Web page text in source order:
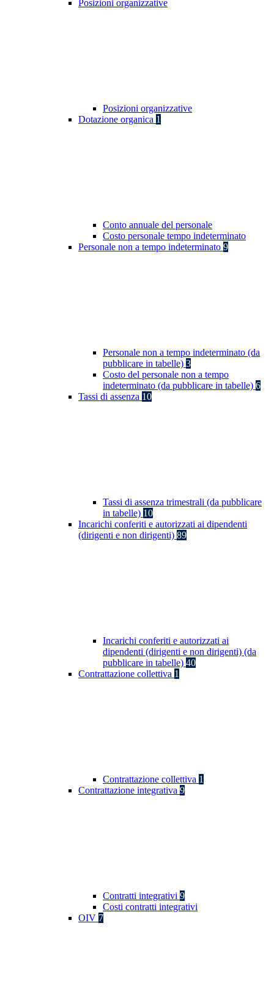
Posizioni organizzative
Posizioni organizzative
Dotazione organica 1
Conto annuale del personale
Costo personale tempo indeterminato
Personale non a tempo indeterminato 9
Personale non a tempo indeterminato (da
pubblicare in tabelle) 3
Costo del personale non a tempo
indeterminato (da pubblicare in tabelle) 6
Tassi di assenza 10
Tassi di assenza trimestrali (da pubblicare
in tabelle) 10
Incarichi conferiti e autorizzati ai dipendenti
(dirigenti e non dirigenti) 89
Incarichi conferiti e autorizzati ai
dipendenti (dirigenti e non dirigenti) (da
pubblicare in tabelle) 40
Contrattazione collettiva 1
Contrattazione collettiva 1
Contrattazione integrativa 9
Contratti integrativi 9
Costi contratti integrativi
OIV 7